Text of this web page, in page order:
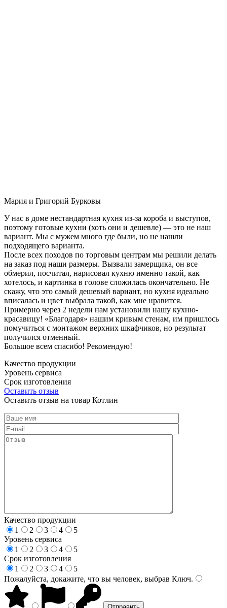
Мария и Григорий Бурковы
У нас в доме нестандартная кухня из-за короба и выступов,
поэтому готовые кухни (хоть они и дешевле) — это не наш
вариант. Мы с мужем много где были, но не нашли
подходящего варианта.
После всех походов по торговым центрам мы решили делать
на заказ под наши размеры. Вызвали замерщика, он все
обмерил, посчитал, нарисовал кухню именно такой, как
хотелось, и картинка в голове сложилась окончательно. Не
скажу, что это самый дешевый вариант, но кухня идеально
вписалась и цвет выбрала такой, как мне нравится.
Примерно через 2 недели нам установили нашу кухню-
красавицу! «Благодаря» нашим кривым стенам, им пришлось
помучиться с монтажом верхних шкафчиков, но результат
получился отменный.
Большое всем спасибо! Рекомендую!
Качество продукции
Уровень сервиса
Срок изготовления
Оставить отзыв
Оставить отзыв на товар Котлин
Качество продукции
1
2 3 4
5
Уровень сервиса
1
2 3 4
5
Срок изготовления
1
2 3 4
5
Пожалуйста, докажите, что вы человек, выбрав Ключ.